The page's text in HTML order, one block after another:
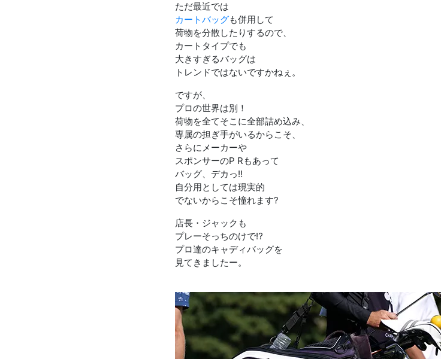
ただ最近では
カートバッグも併用して
荷物を分散したりするので、
カートタイプでも
大きすぎるバッグは
トレンドではないですかねぇ。
ですが、
プロの世界は別！
荷物を全てそこに全部詰め込み、
専属の担ぎ手がいるからこそ、
さらにメーカーや
スポンサーのP Rもあって
バッグ、デカっ‼︎
自分用としては現実的
でないからこそ憧れます?
店長・ジャックも
プレーそっちのけで⁉︎
プロ達のキャディバッグを
見てきましたー。